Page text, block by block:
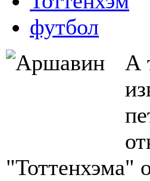
футбол
А
"Тоттенхэма"